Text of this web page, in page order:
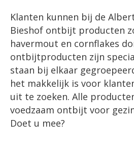
Klanten kunnen bij de
Bieshof ontbijt producten
havermout en cornflakes
ontbijtproducten zijn
staan bij elkaar
het makkelijk is voor
uit te zoeken. Alle
voedzaam ontbijt voor
Doet u mee?